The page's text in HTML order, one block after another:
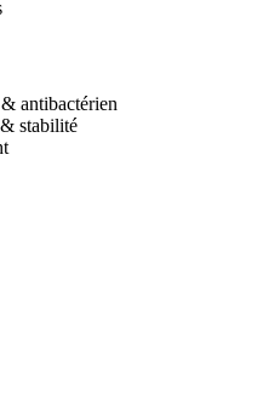
antibactérien
stabilité